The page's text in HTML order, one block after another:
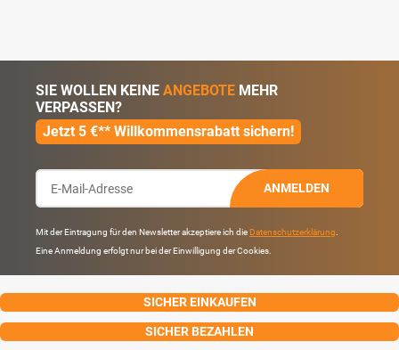
SIE WOLLEN KEINE ANGEBOTE MEHR
VERPASSEN?
Jetzt 5 €** Willkommensrabatt sichern!
ANMELDEN
Mit der Eintragung für den Newsletter akzeptiere ich die Datenschutzerklärung.
Eine Anmeldung erfolgt nur bei der Einwilligung der Cookies.
SICHER EINKAUFEN
SICHER BEZAHLEN